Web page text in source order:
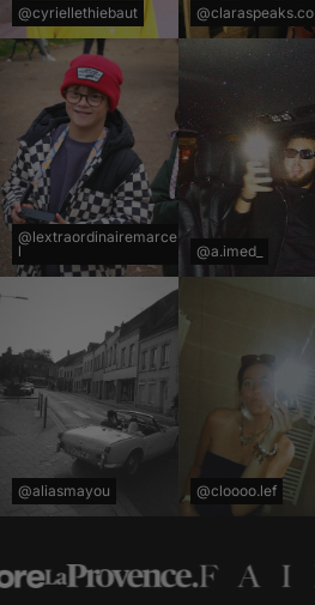
@cyriellethiebaut @claraspeaks.co
@lextraordinairemarce
l
@a.imed_
@aliasmayou @cloooo.lef